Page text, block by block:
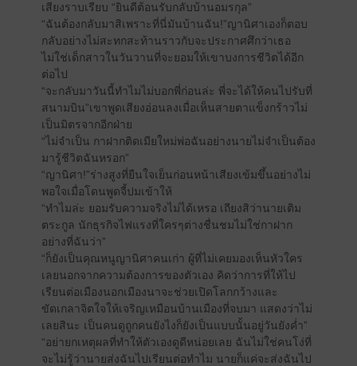
เสียงราบเรียบ “ยินดีต้อนรับกลับบ้านอมรกุล”
“ฉันต้องกลับมาสิเพราะที่นี่มันบ้านฉัน!”ญานิศาเองก็ตอบ
กลับอย่างไม่สะทกสะท้านราวกับจะประกาศศึกว่าเธอ
ไม่ใช่เด็กสาวในวันวานที่จะยอมให้เขาบงการชีวิตได้อีก
ต่อไป
“จะกลับมาวันนี้ทำไมไม่บอกพี่ก่อนล่ะ พี่จะได้ให้คนไปรับที่
สนามบิน”เขาพูดเสียงอ่อนลงเมื่อเห็นสายตาแข็งกร้าวไม่
เป็นมิตรจากอีกฝ่าย
“ไม่จำเป็น กาฝากติดเมียใหม่พ่อฉันอย่างนายไม่จำเป็นต้อง
มารู้ชีวิตฉันหรอก”
“ญานิศา!”ร่างสูงที่ยืนใจเย็นก่อนหน้าเสียงเข้มขึ้นอย่างไม่
พอใจเมื่อโดนพูดจี้ปมเข้าให้
“ทำไมล่ะ ยอมรับความจริงไม่ได้เหรอ เถียงสิว่านายเติม
ตระกูล นักธุรกิจไฟแรงที่ใครๆต่างชื่นชมไม่ใช่กาฝาก
อย่างที่ฉันว่า”
“ก็ยังเป็นคุณหนูญานิศาคนเก่า ผู้ที่ไม่เคยมองเห็นหัวใคร
เลยนอกจากความต้องการของตัวเอง คิดว่าการที่ให้ไป
เรียนต่อเมืองนอกเมืองนาจะช่วยเปิดโลกกว้างและ
ขัดเกลาจิตใจให้เจริญเหมือนบ้านเมืองที่จบมา แสดงว่าไม่
เลยสินะ เป็นคนดูถูกคนยังไงก็ยังเป็นแบบนั้นอยู่วันยังค่ำ”
“อย่ายกเหตุผลที่ทำให้ตัวเองดูดีหน่อยเลย ฉันไม่ใช่คนโง่ที่
จะไม่รู้ว่านายส่งฉันไปเรียนต่อทำไม นายก็แค่จะส่งฉันไป